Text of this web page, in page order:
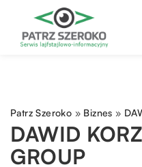
Patrz Szeroko » Biznes »
DAWID
GROUP